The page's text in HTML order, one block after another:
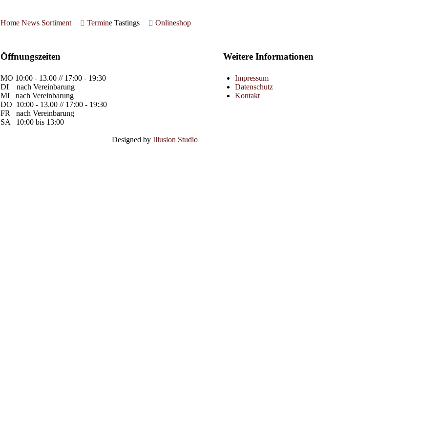
Home News Sortiment Termine Tastings Onlineshop
Öffnungszeiten
MO 10:00 - 13.00 // 17:00 - 19:30
DI
nach Vereinbarung
MI
nach Vereinbarung
DO 10:00 - 13.00 // 17:00 - 19:30
FR
nach Vereinbarung
SA
10:00 bis 13:00
Weitere Informationen
Impressum
Datenschutz
Kontakt
Designed by Illusion Studio